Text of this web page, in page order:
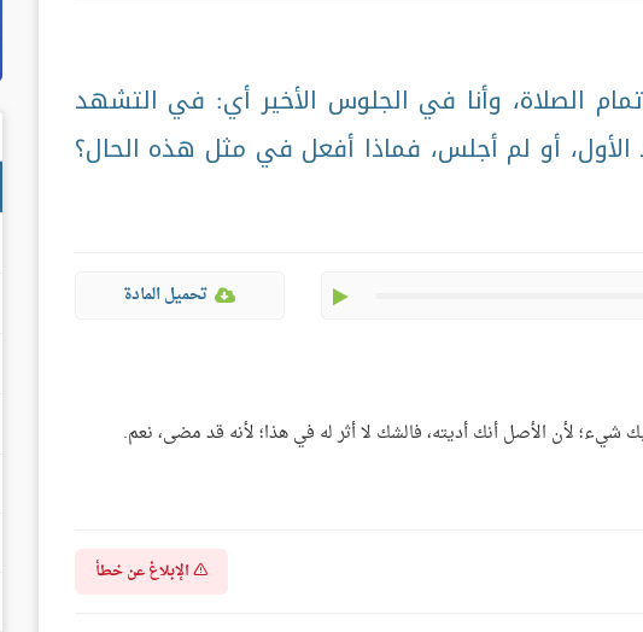
الصلاة، وأنا في الجلوس الأخير أي: في التشهد
أو لم أجلس، فماذا أفعل في مثل هذه الحال؟
تحميل المادة
شيء؛ لأن الأصل أنك أديته، فالشك لا أثر له في هذا؛ لأنه قد مضى، نعم.
الإبلاغ عن خطأ